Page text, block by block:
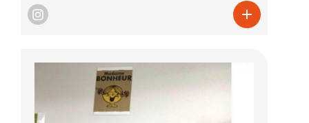
